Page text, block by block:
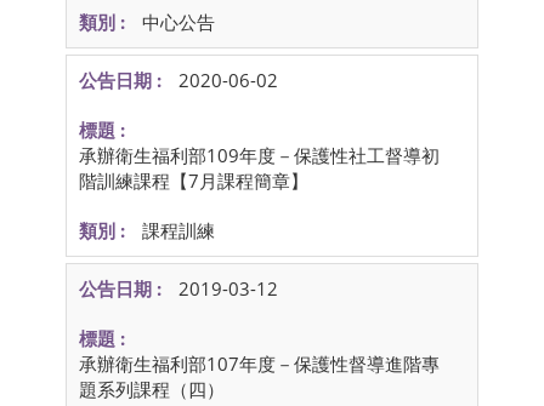
中心公告
2020-06-02
承辦衛生福利部109年度－保護性社工督導初
階訓練課程【7月課程簡章】
課程訓練
2019-03-12
承辦衛生福利部107年度－保護性督導進階專
題系列課程（四）